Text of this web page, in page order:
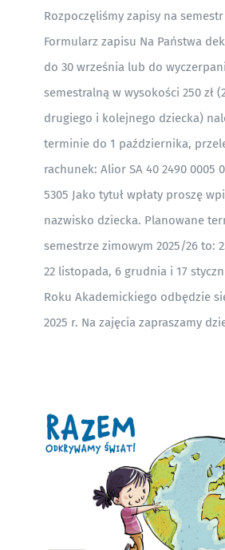
Rozpoczęliśmy zapisy na
Formularz zapisu Na Państwa
do 30 września lub do
semestralną w wysokości 250 zł
drugiego i kolejnego dziecka)
terminie do 1 października,
rachunek: Alior SA 40 2490 0005
5305 Jako tytuł wpłaty proszę
nazwisko dziecka. Planowane
semestrze zimowym 2025/26 to:
22 listopada, 6 grudnia i 17
Roku Akademickiego odbędzie
2025 r. Na zajęcia zapraszamy